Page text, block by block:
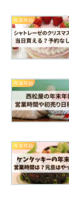
年末年始
年末年始
年末年始